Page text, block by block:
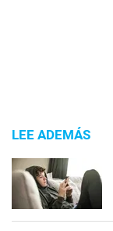
LEE ADEMÁS